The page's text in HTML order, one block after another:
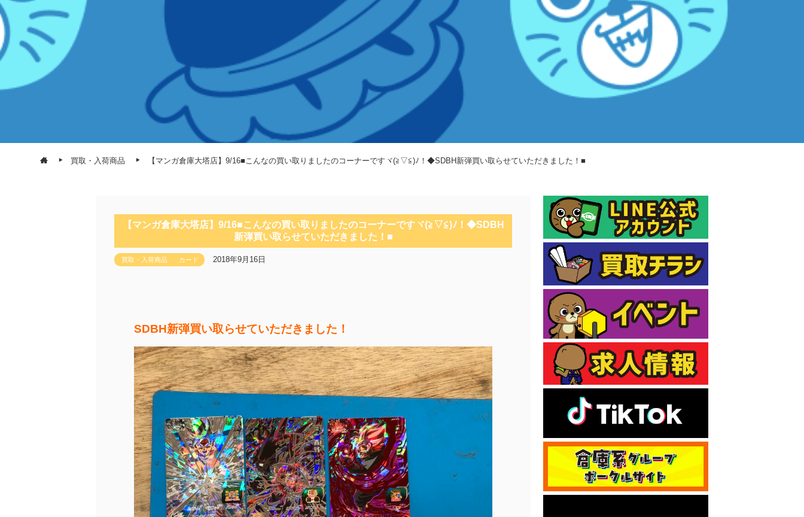
買取・入荷商品 【マンガ倉庫大塔店】9/16■こんなの買い取りましたのコーナーですヾ(≧▽≦)ﾉ！◆SDBH新弾買い取らせていただきました！■
【マンガ倉庫大塔店】9/16■こんなの買い取りましたのコーナーですヾ(≧▽≦)ﾉ！◆SDBH
新弾買い取らせていただきました！■
買取・入荷商品 カード 2018年9月16日
SDBH新弾買い取らせていただきました！